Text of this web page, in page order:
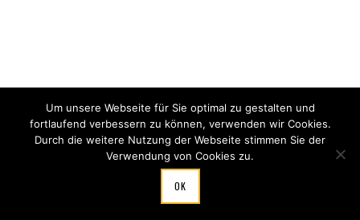
Um unsere Webseite für Sie optimal zu gestalten und
fortlaufend verbessern zu können, verwenden wir Cookies.
Durch die weitere Nutzung der Webseite stimmen Sie der
Verwendung von Cookies zu.
OK